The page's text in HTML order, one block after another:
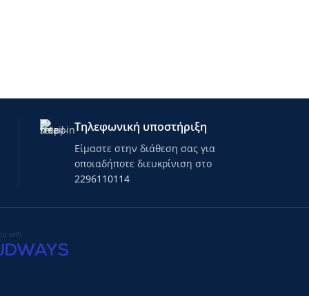
Τηλεφωνική υποστήριξη
Είμαστε στην διάθεση σας για
οποιαδήποτε διευκρίνιση στο
2296110114